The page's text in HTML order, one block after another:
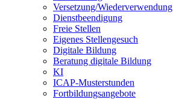
Versetzung/Wiederverwendung
Dienstbeendigung
Freie Stellen
Eigenes Stellengesuch
Digitale Bildung
Beratung digitale Bildung
KI
ICAP-Musterstunden
Fortbildungsangebote